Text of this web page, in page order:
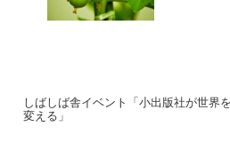
しばしば舎イベント「小出版社が世界を
変える」